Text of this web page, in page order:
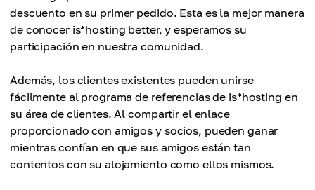
descuento en su primer pedido. Esta es la mejor manera
de conocer is*hosting better, y esperamos su
participación en nuestra comunidad.
Además, los clientes existentes pueden unirse
fácilmente al programa de referencias de is*hosting en
su área de clientes. Al compartir el enlace
proporcionado con amigos y socios, pueden ganar
mientras confían en que sus amigos están tan
contentos con su alojamiento como ellos mismos.